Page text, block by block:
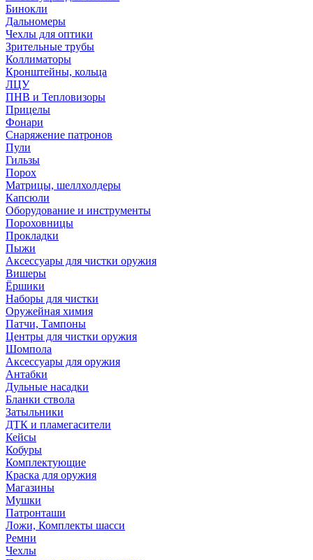
Бинокли
Дальномеры
Чехлы для оптики
Зрительные трубы
Коллиматоры
Кронштейны, кольца
ЛЦУ
ПНВ и Тепловизоры
Прицелы
Фонари
Снаряжение патронов
Пули
Гильзы
Порох
Матрицы, шеллхолдеры
Капсюли
Оборудование и инструменты
Пороховницы
Прокладки
Пыжи
Аксессуары для чистки оружия
Вишеры
Ёршики
Наборы для чистки
Оружейная химия
Патчи, Тампоны
Центры для чистки оружия
Шомпола
Аксессуары для оружия
Антабки
Дульные насадки
Бланки ствола
Затыльники
ДТК и пламегасители
Кейсы
Кобуры
Комплектующие
Краска для оружия
Магазины
Мушки
Патронташи
Ложи, Комплекты шасси
Ремни
Чехлы